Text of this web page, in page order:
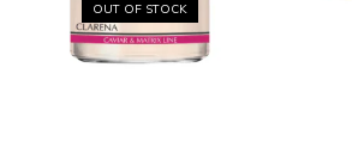
OUT OF STOCK